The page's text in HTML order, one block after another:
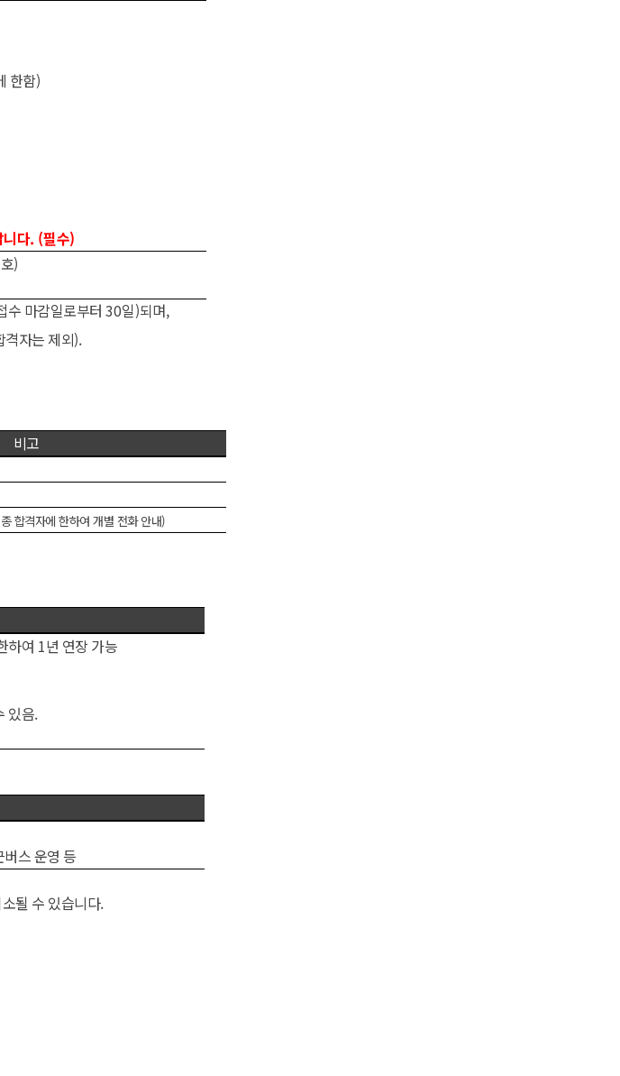
한함)
다. (필수)
호)
수 마감일로부터 30일)되며,
격자는 제외).
비고
합격자에 한하여 개별 전화 안내)
하여 1년 연장 가능
있음.
버스 운영 등
될 수 있습니다.